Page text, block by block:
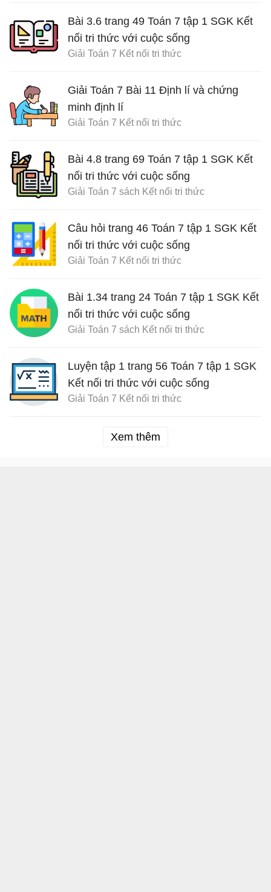
Bài 3.6 trang 49 Toán 7 tập 1 SGK Kết
nối tri thức với cuộc sống
Giải Toán 7 Kết nối tri thức
Giải Toán 7 Bài 11 Định lí và chứng
minh định lí
Giải Toán 7 Kết nối tri thức
Bài 4.8 trang 69 Toán 7 tập 1 SGK Kết
nối tri thức với cuộc sống
Giải Toán 7 sách Kết nối tri thức
Câu hỏi trang 46 Toán 7 tập 1 SGK Kết
nối tri thức với cuộc sống
Giải Toán 7 Kết nối tri thức
Bài 1.34 trang 24 Toán 7 tập 1 SGK Kết
nối tri thức với cuộc sống
Giải Toán 7 sách Kết nối tri thức
Luyện tập 1 trang 56 Toán 7 tập 1 SGK
Kết nối tri thức với cuộc sống
Giải Toán 7 Kết nối tri thức
Xem thêm